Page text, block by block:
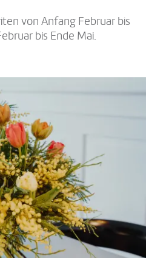
von Anfang Februar bis
bis Ende Mai.